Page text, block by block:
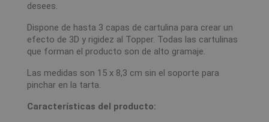
desees.
Dispone de hasta 3 capas de cartulina para crear un
efecto de 3D y rigidez al Topper. Todas las cartulinas
que forman el producto son de alto gramaje.
Las medidas son 15 x 8,3 cm sin el soporte para
pinchar en la tarta.
Características del producto: